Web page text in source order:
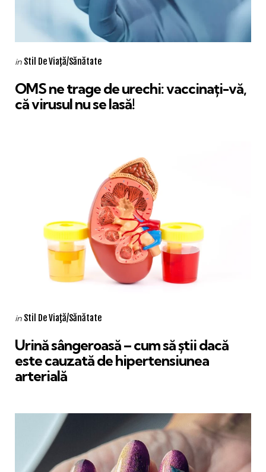
Categories
Posted
in Stil De Viaţă/Sănătate
OMS ne trage de urechi: vaccinați-vă,
că virusul nu se lasă!
Categories
Posted
in Stil De Viaţă/Sănătate
Urină sângeroasă – cum să știi dacă
este cauzată de hipertensiunea
arterială